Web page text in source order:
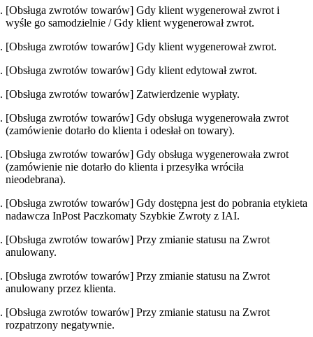
[Obsługa zwrotów towarów] Gdy klient wygenerował zwrot i
wyśle go samodzielnie / Gdy klient wygenerował zwrot.
[Obsługa zwrotów towarów] Gdy klient wygenerował zwrot.
[Obsługa zwrotów towarów] Gdy klient edytował zwrot.
[Obsługa zwrotów towarów] Zatwierdzenie wypłaty.
[Obsługa zwrotów towarów] Gdy obsługa wygenerowała zwrot
(zamówienie dotarło do klienta i odesłał on towary).
[Obsługa zwrotów towarów] Gdy obsługa wygenerowała zwrot
(zamówienie nie dotarło do klienta i przesyłka wróciła
nieodebrana).
[Obsługa zwrotów towarów] Gdy dostępna jest do pobrania etykieta
nadawcza InPost Paczkomaty Szybkie Zwroty z IAI.
[Obsługa zwrotów towarów] Przy zmianie statusu na Zwrot
anulowany.
[Obsługa zwrotów towarów] Przy zmianie statusu na Zwrot
anulowany przez klienta.
[Obsługa zwrotów towarów] Przy zmianie statusu na Zwrot
rozpatrzony negatywnie.